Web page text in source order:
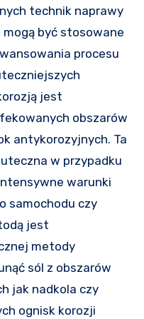
technik naprawy
być stosowane
procesu
jest
obszarów
antykorozyjnych. Ta
w przypadku
warunki
samochodu czy
jest
metody
sól z obszarów
jak nadkola czy
ognisk korozji